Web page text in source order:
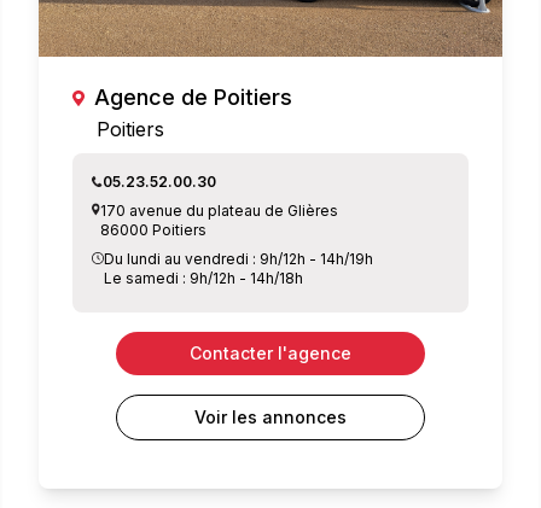
Agence de Poitiers
Poitiers
05.23.52.00.30
170 avenue du plateau de Glières
86000 Poitiers
Du lundi au vendredi : 9h/12h - 14h/19h
Le samedi : 9h/12h - 14h/18h
Contacter l'agence
Voir les annonces